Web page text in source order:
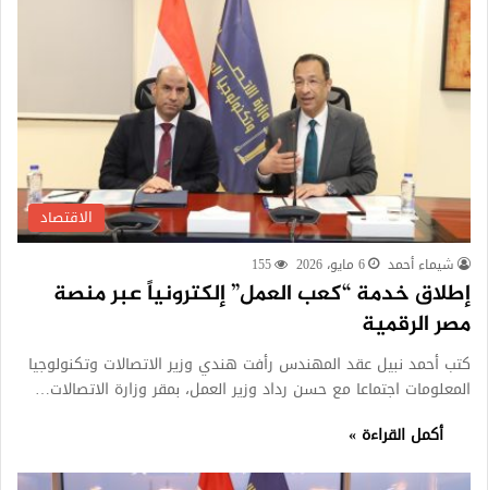
الاقتصاد
شيماء أحمد 6 مايو، 2026 155
إطلاق خدمة “كعب العمل” إلكترونياً عبر منصة
مصر الرقمية
كتب أحمد نبيل عقد المهندس رأفت هندي وزير الاتصالات وتكنولوجيا
المعلومات اجتماعا مع حسن رداد وزير العمل، بمقر وزارة الاتصالات…
أكمل القراءة »